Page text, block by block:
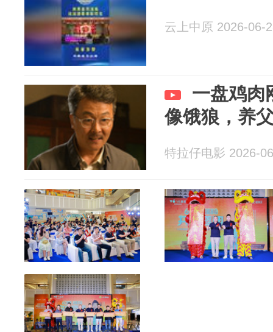
云上中原 2026-06-
一盘鸡肉
像饿狼，养
特拉仔电影 2026-